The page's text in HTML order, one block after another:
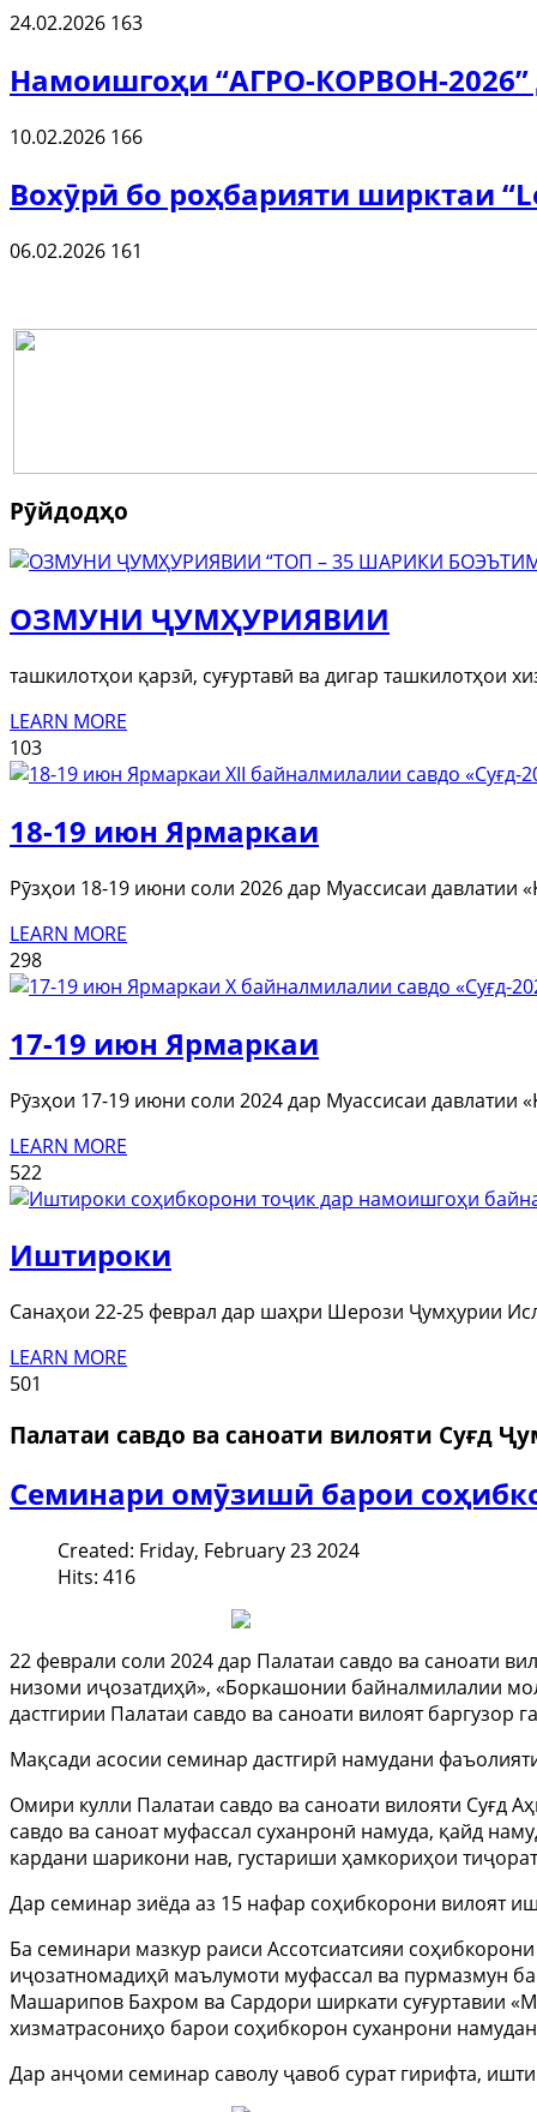
24.02.2026 163
Намоишгоҳи “АГРО-КОРВОН-
10.02.2026 166
Вохӯрӣ бо роҳбарияти ширктаи
06.02.2026 161
Рӯйдодҳо
ОЗМУНИ ҶУМҲУРИЯВИИ
ташкилотҳои қарзӣ, суғуртавӣ ва дигар ташкилотҳои
LEARN MORE
103
18-19 июн Ярмаркаи
Рӯзҳои 18-19 июни соли 2026 дар Муассисаи
LEARN MORE
298
17-19 июн Ярмаркаи
Рӯзҳои 17-19 июни соли 2024 дар Муассисаи
LEARN MORE
522
Иштироки
Санаҳои 22-25 феврал дар шаҳри Шерози Ҷумҳурии
LEARN MORE
501
Палатаи савдо ва саноати вилояти Суғд
Семинари омӯзишӣ барои
Created: Friday, February 23 2024
Hits: 416
22 феврали соли 2024 дар Палатаи савдо ва саноати
низоми иҷозатдиҳӣ», «Боркашонии байналмилалии
дастгирии Палатаи савдо ва саноати вилоят баргузор
Мақсади асосии семинар дастгирӣ намудани
Омири кулли Палатаи савдо ва саноати вилояти Суғд
савдо ва саноат муфассал суханронӣ намуда, қайд
кардани шарикони нав, густариши ҳамкориҳои
Дар семинар зиёда аз 15 нафар соҳибкорони вилоят
Ба семинари мазкур раиси Ассотсиатсияи
иҷозатномадиҳӣ маълумоти муфассал ва пурмазмун
Машарипов Бахром ва Сардори ширкати суғуртавии
хизматрасониҳо барои соҳибкорон суханрони
Дар анҷоми семинар саволу ҷавоб сурат гирифта,